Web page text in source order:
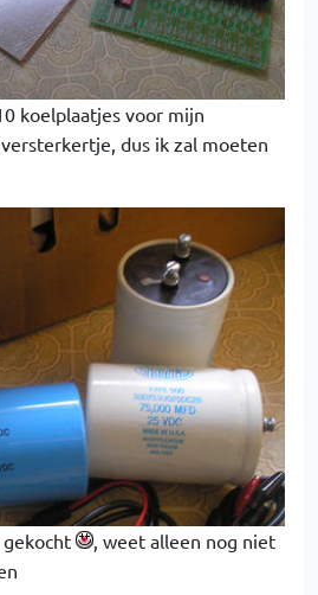
koelplaatjes voor mijn
dus ik zal moeten
, weet alleen nog niet